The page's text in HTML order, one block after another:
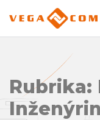
Rubrika: